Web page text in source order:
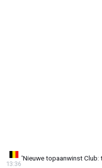
'Nieuwe topaanwinst
13:36